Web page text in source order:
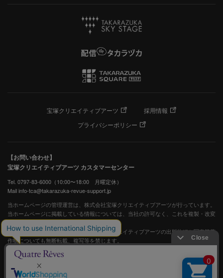
宝塚クリエイティブアーツ
採用情報
プライバシーポリシー
【お問い合わせ】
宝塚クリエイティブアーツ カスタマーセンター
Tel. 0797-83-6000（10:00〜18:00 月曜定休）
Mail info-tca@takarazuka-revue-support.jp
当ホームページの管理運営は、株式会社宝塚クリエイティブアーツが行っています。
当ホームページに掲載している情報については、当社の許可なく、これを複製・改変
することを固く禁止します。
また、阪急電鉄並びに宝塚歌劇団、宝塚クリエイティブアーツの出版物ほか写真等著
作物についても無断転載、複写等を禁じます。
宝塚歌劇公式ホームページ
JASRAC許諾番号：S0507081515